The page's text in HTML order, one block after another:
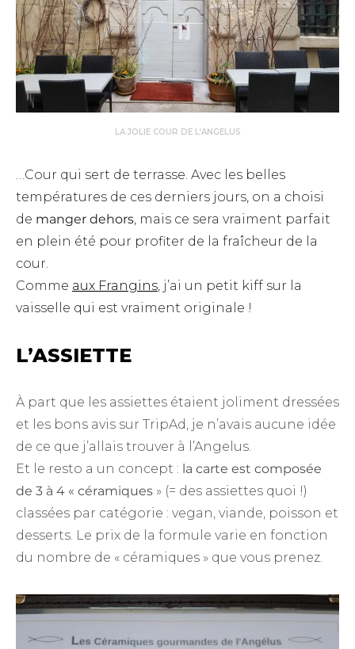
LA JOLIE COUR DE L’ANGELUS
…Cour qui sert de terrasse. Avec les belles
températures de ces derniers jours, on a choisi
de manger dehors, mais ce sera vraiment parfait
en plein été pour profiter de la fraîcheur de la
cour.
Comme aux Frangins, j’ai un petit kiff sur la
vaisselle qui est vraiment originale !
L’ASSIETTE
À part que les assiettes étaient joliment dressées
et les bons avis sur TripAd, je n’avais aucune idée
de ce que j’allais trouver à l’Angelus.
Et le resto a un concept : la carte est composée
de 3 à 4 « céramiques » (= des assiettes quoi !)
classées par catégorie : vegan, viande, poisson et
desserts. Le prix de la formule varie en fonction
du nombre de « céramiques » que vous prenez.